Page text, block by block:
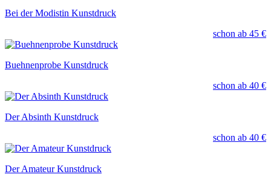
Bei der Modistin Kunstdruck
schon ab 45 €
Buehnenprobe Kunstdruck
schon ab 40 €
Der Absinth Kunstdruck
schon ab 40 €
Der Amateur Kunstdruck